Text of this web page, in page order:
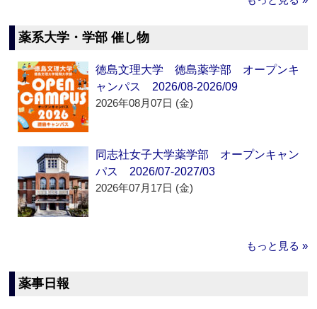
薬系大学・学部 催し物
徳島文理大学 徳島薬学部 オープンキ
ャンパス 2026/08-2026/09
2026年08月07日 (金)
同志社女子大学薬学部 オープンキャン
パス 2026/07-2027/03
2026年07月17日 (金)
もっと見る »
薬事日報